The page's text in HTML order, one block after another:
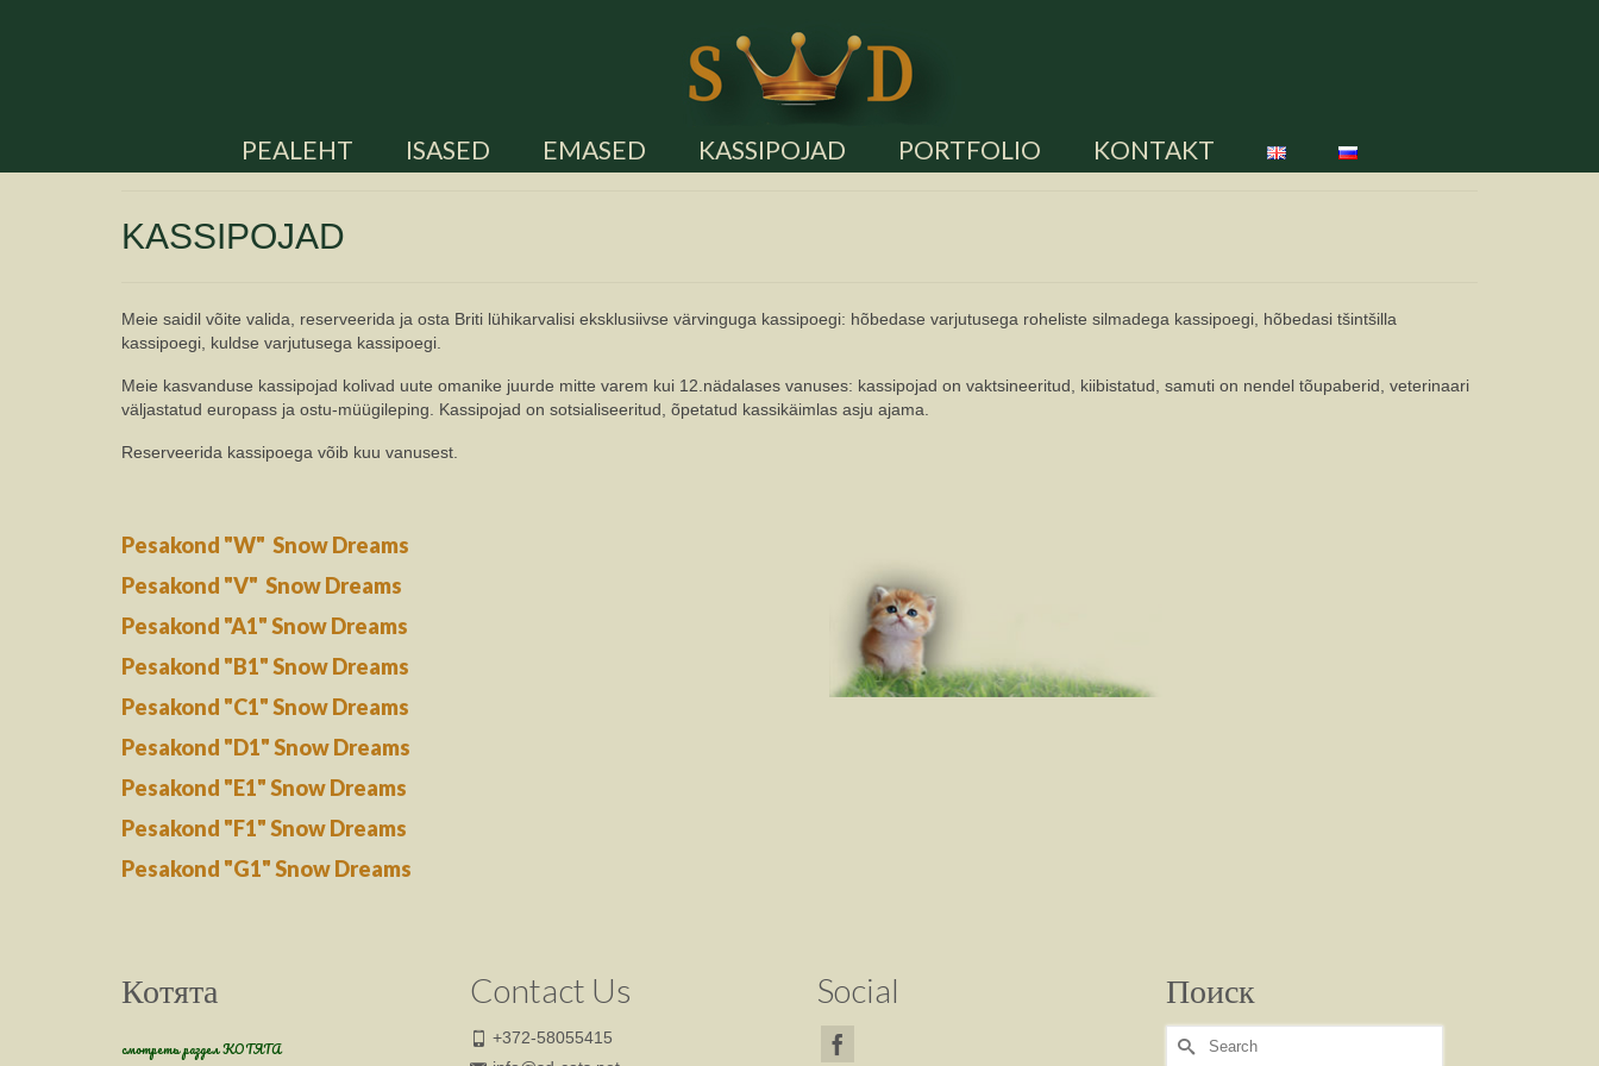
PEALEHT ISASED EMASED KASSIPOJAD PORTFOLIO KONTAKT
KASSIPOJAD
Meie saidil võite valida, reserveerida ja osta Briti lühikarvalisi eksklusiivse värvinguga kassipoegi: hõbedase varjutusega roheliste silmadega kassipoegi, hõbedasi tšintšilla
kassipoegi, kuldse varjutusega kassipoegi.
Meie kasvanduse kassipojad kolivad uute omanike juurde mitte varem kui 12.nädalases vanuses: kassipojad on vaktsineeritud, kiibistatud, samuti on nendel tõupaberid, veterinaari
väljastatud europass ja ostu-müügileping. Kassipojad on sotsialiseeritud, õpetatud kassikäimlas asju ajama.
Reserveerida kassipoega võib kuu vanusest.
Pesakond "W" Snow Dreams
Pesakond "V" Snow Dreams
Pesakond "A1" Snow Dreams
Pesakond "B1" Snow Dreams
Pesakond "C1" Snow Dreams
Pesakond "D1" Snow Dreams
Pesakond "E1" Snow Dreams
Pesakond "F1" Snow Dreams
Pesakond "G1" Snow Dreams
Котята
смотреть раздел КОТЯТА
Contact Us
+372-58055415
Social Поиск
Search
for: